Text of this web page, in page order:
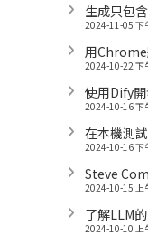
生成只包
2024-11-05 下
用
2024-10-22 下
使用Dify
2024-10-16 下
在本機測
2024-10-16 下
Steve
2024-10-15 上
了解LLM
2024-10-10 上